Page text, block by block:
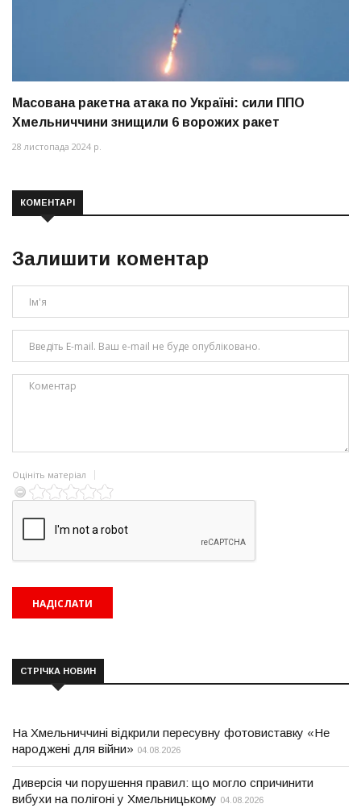
Масована ракетна атака по Україні: сили ППО
Хмельниччини знищили 6 ворожих ракет
28 листопада 2024 р.
КОМЕНТАРІ
Залишити коментар
Оцініть матеріал
СТРІЧКА НОВИН
На Хмельниччині відкрили пересувну фотовиставку «Не
народжені для війни» 04.08.2026
Диверсія чи порушення правил: що могло спричинити
вибухи на полігоні у Хмельницькому 04.08.2026